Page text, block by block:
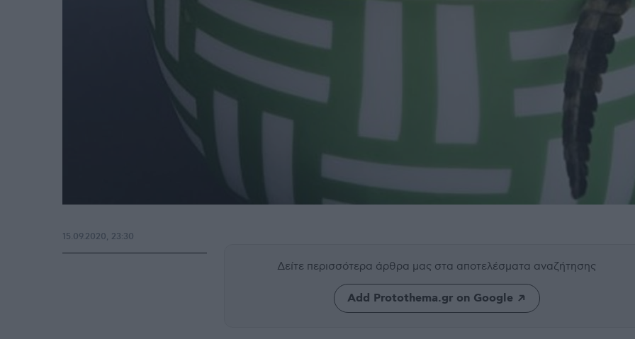
Δείτε περισσότερα άρθρα μας στα αποτελέσματα αναζήτησης
Add Protothema.gr on Google
15.09.2020, 23:30